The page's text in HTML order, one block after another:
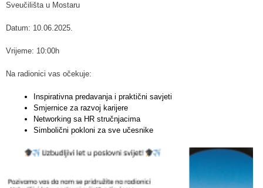
Sveučilišta u Mostaru
Datum: 10.06.2025.
Vrijeme: 10:00h
Na radionici vas očekuje:
Inspirativna predavanja i praktični savjeti
Smjernice za razvoj karijere
Networking sa HR stručnjacima
Simbolični pokloni za sve učesnike